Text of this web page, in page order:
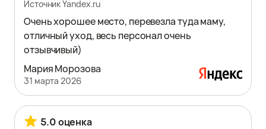
Источник Yandex.ru
Очень хорошее место, перевезла туда маму,
отличный уход, весь персонал очень
отзывчивый)
Мария Морозова
31 марта 2026
5.0 оценка